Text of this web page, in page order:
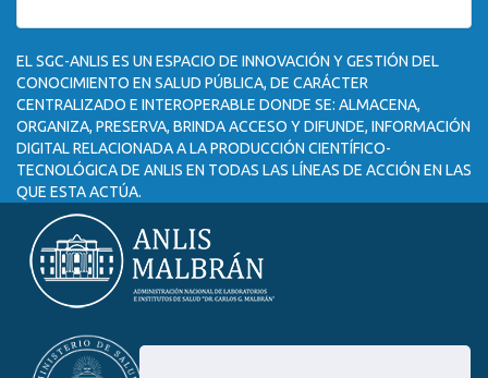
EL SGC-ANLIS ES UN ESPACIO DE INNOVACIÓN Y GESTIÓN DEL
CONOCIMIENTO EN SALUD PÚBLICA, DE CARÁCTER
CENTRALIZADO E INTEROPERABLE DONDE SE: ALMACENA,
ORGANIZA, PRESERVA, BRINDA ACCESO Y DIFUNDE, INFORMACIÓN
DIGITAL RELACIONADA A LA PRODUCCIÓN CIENTÍFICO-
TECNOLÓGICA DE ANLIS EN TODAS LAS LÍNEAS DE ACCIÓN EN LAS
QUE ESTA ACTÚA.